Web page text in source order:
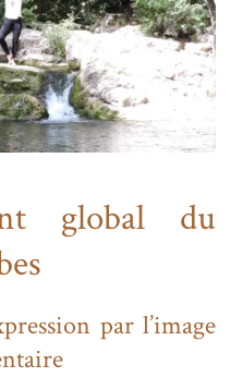
global du
par l’image